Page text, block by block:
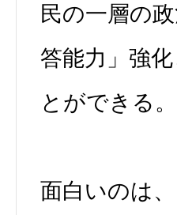
民の一層の
答能力」強
とができる。
面白いのは